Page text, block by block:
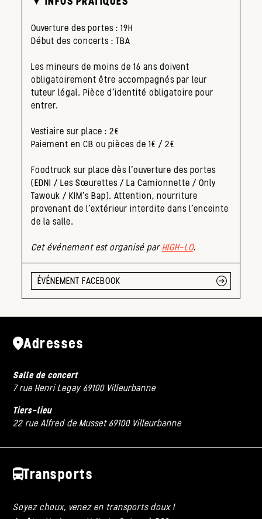
Ouverture des portes : 19H
Début des concerts : TBA
Les mineurs de moins de 16 ans doivent
obligatoirement être accompagnés par leur
tuteur légal. Pièce d’identité obligatoire pour
entrer.
Vestiaire sur place : 2€
Paiement en CB ou pièces de 1€ / 2€
Foodtruck sur place dès l’ouverture des portes
(EDNI / Les Sœurettes / La Camionnette / Only
Tawouk / KIM’s Bap). Attention, nourriture
provenant de l’extérieur interdite dans l’enceinte
de la salle.
Cet événement est organisé parHIGH-LO.
ÉVÉNEMENT FACEBOOK
Adresses
Salle de concert
7 rue Henri Legay 69100 Villeurbanne
Tiers-lieu
22 rue Alfred de Musset 69100 Villeurbanne
Transports
Soyez choux, venez en transports doux !